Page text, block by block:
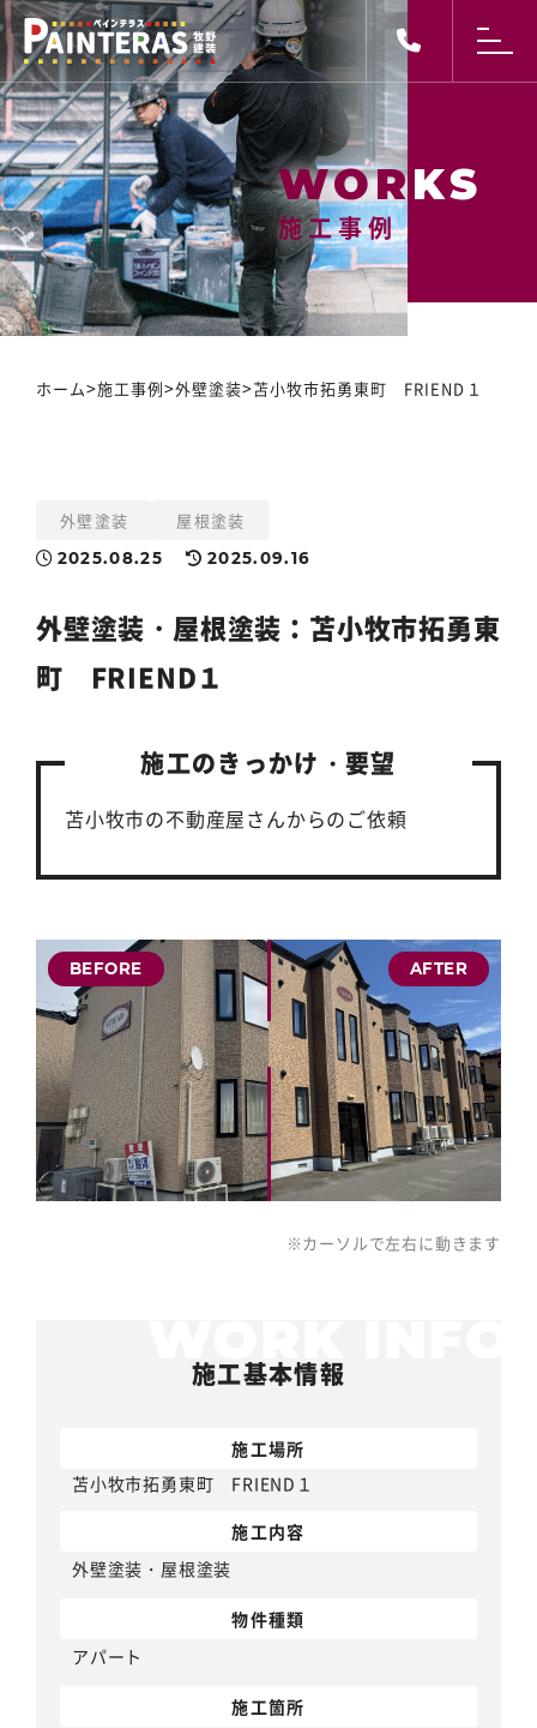
施工事例
施工事例
ホーム>施工事例>外壁塗装>苫小牧市拓勇東町 FRIEND１
外壁塗装 屋根塗装
2025.08.25 2025.09.16
外壁塗装 ・ 屋根塗装 ：苫小牧市拓勇東
町 FRIEND１
施工のきっかけ・要望
苫小牧市の不動産屋さんからのご依頼
※カーソルで左右に動きます
施工基本情報
施工場所
苫小牧市拓勇東町 FRIEND１
施工内容
外壁塗装 ・ 屋根塗装
物件種類
アパート
施工箇所